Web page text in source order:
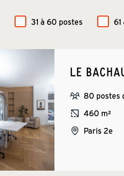
31 à 60 postes
LE
80 postes
460 m²
Paris 2e